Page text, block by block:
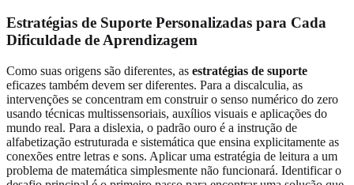
Estratégias de Suporte Personalizadas para Cada
Dificuldade de Aprendizagem
Como suas origens são diferentes, as estratégias de suporte
eficazes também devem ser diferentes. Para a discalculia, as
intervenções se concentram em construir o senso numérico do zero
usando técnicas multissensoriais, auxílios visuais e aplicações do
mundo real. Para a dislexia, o padrão ouro é a instrução de
alfabetização estruturada e sistemática que ensina explicitamente as
conexões entre letras e sons. Aplicar uma estratégia de leitura a um
problema de matemática simplesmente não funcionará. Identificar o